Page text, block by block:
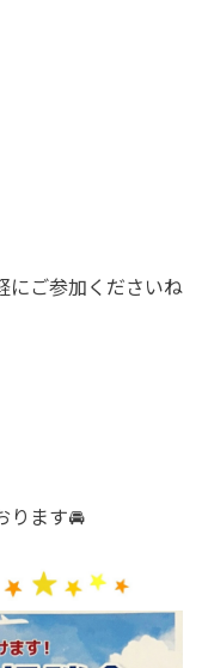
にご参加くださいね
ります🚘